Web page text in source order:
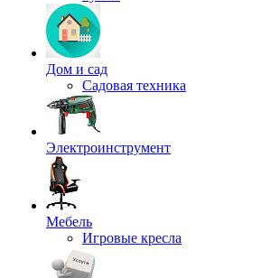
Дом и сад
Садовая техника
Электроинструмент
Мебель
Игровые кресла